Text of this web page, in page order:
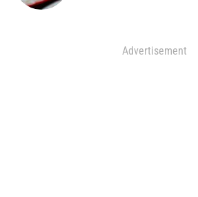
Advertisement